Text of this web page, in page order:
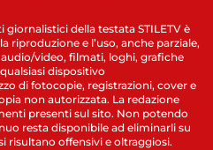
della testata STILETV è
riproduzione e l’uso, anche parziale,
video, filmati, loghi, grafiche
dispositivo
di fotocopie, registrazioni, cover e
non autorizzata. La redazione
presenti sul sito. Non potendo
resta disponibile ad eliminarli su
risultano offensivi e oltraggiosi.